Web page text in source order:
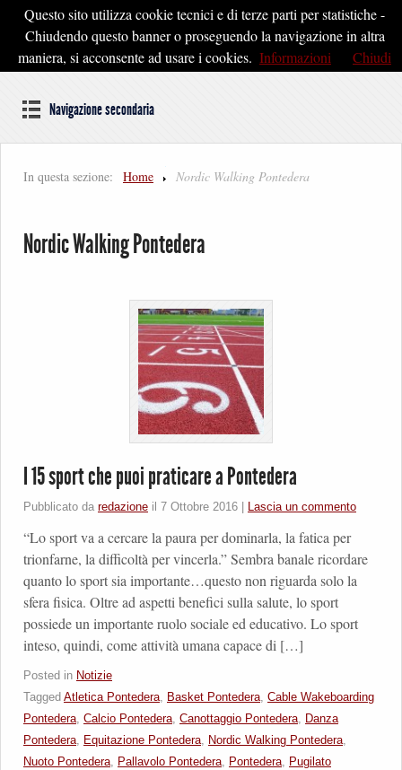
Pontedera2020
Dal cuore della Toscana un'idea di Futuro
Navigazione secondaria
In questa sezione: Home Nordic Walking Pontedera
Nordic Walking Pontedera
I 15 sport che puoi praticare a Pontedera
Pubblicato da redazione il 7 Ottobre 2016 Lascia un commento
“Lo sport va a cercare la paura per dominarla, la fatica per
trionfarne, la difficoltà per vincerla.” Sembra banale ricordare
quanto lo sport sia importante…questo non riguarda solo la
sfera fisica. Oltre ad aspetti benefici sulla salute, lo sport
possiede un importante ruolo sociale ed educativo. Lo sport
inteso, quindi, come attività umana capace di […]
Posted in Notizie
Tagged Atletica Pontedera, Basket Pontedera, Cable Wakeboarding
Pontedera, Calcio Pontedera, Canottaggio Pontedera, Danza
Pontedera, Equitazione Pontedera, Nordic Walking Pontedera,
Nuoto Pontedera, Pallavolo Pontedera, Pontedera, Pugilato
Questo sito utilizza cookie tecnici e di terze parti per statistiche -
Chiudendo questo banner o proseguendo la navigazione in altra
maniera, si acconsente ad usare i cookies. Informazioni Chiudi